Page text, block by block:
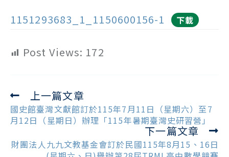
1151293683_1_1150600156-1
下載
Post Views: 172
Read
more
articles
上一篇文章
國史館臺灣文獻館訂於115年7月11日（星期六）至7
月12日（星期日）辦理「115年暑期臺灣史研習營」
下一篇文章
財團法人九九文教基金會訂於民國115年8月15、16日